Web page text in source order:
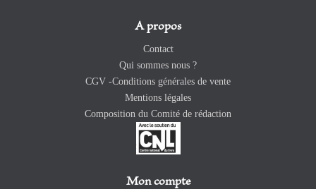
A propos
Contact
Qui sommes nous ?
CGV -Conditions générales de vente
Mentions légales
Composition du Comité de rédaction
Mon compte